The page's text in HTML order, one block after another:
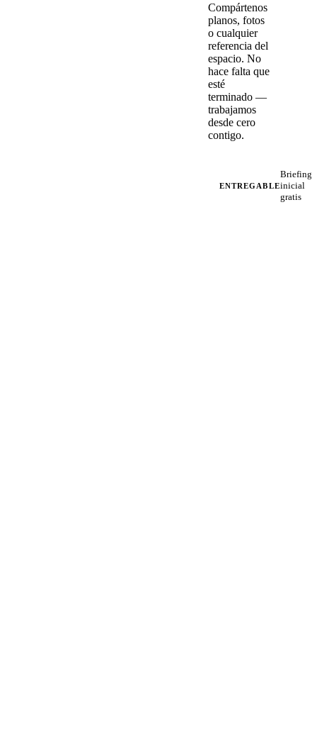
Compártenos
planos, fotos
o cualquier
referencia del
espacio. No
hace falta que
esté
terminado —
trabajamos
desde cero
contigo.
ENTREGABLE
Briefing
inicial
gratis